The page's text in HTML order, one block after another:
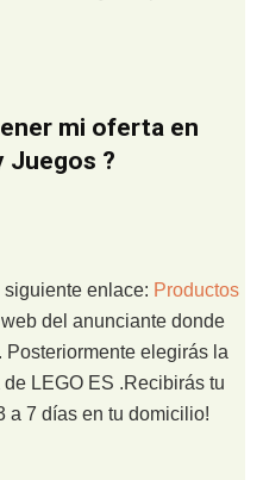
mi oferta en
Juegos ?
enlace: Productos
del anunciante donde
Posteriormente elegirás la
LEGO ES .Recibirás tu
a 7 días en tu domicilio!